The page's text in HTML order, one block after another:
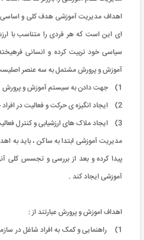
اهداف مدیریت آموزشی هدف کلی و
ای این است که هر فردی را متناسب با
سیاسی خود تربیت کرده و انسانی
آموزش و پرورش مشتمل به سه عنصر
1) جهت دادن به سیستم آموزش و پرورش
2) ایجاد انگیزه ی حرکت و فعالیت در افراد جامعه
3) ایجاد ملاک های ارزشیابی و کنترل فعالیت های آموزشی
مدیریت آموزشی ابتدا به ساکن ، باید به
پیدا کرده و بعد از بررسی و تجسس کلی
آموزشی ایجاد کند .
اهداف اموزش و پرورش عبارتند از :
1) راهنمایی و کمک به افراد شاغل در